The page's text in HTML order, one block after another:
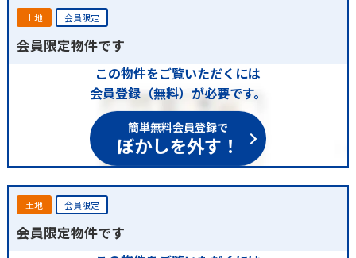
土地 会員限定
会員限定物件です
この物件をご覧いただくには
会員登録（無料）が必要です。
簡単無料会員登録で
ぼかしを外す！
土地 会員限定
会員限定物件です